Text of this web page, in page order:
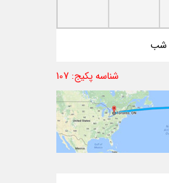
شب
شناسه پکیج: 107